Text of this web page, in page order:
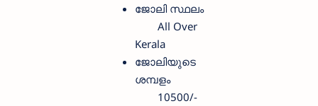
ജോലി സ്ഥലം
All Over
Kerala
ജോലിയുടെ
ശമ്പളം
10500/-